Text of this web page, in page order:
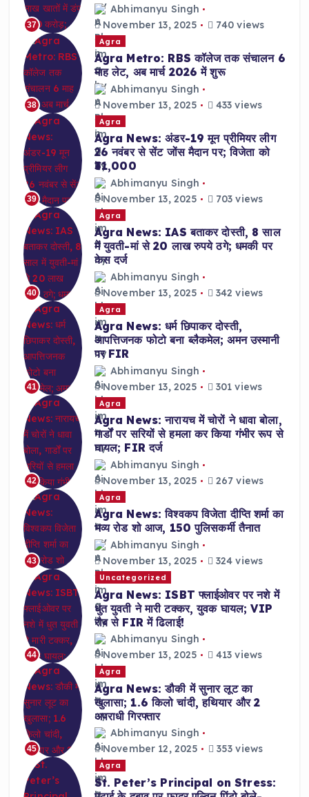
37
Abhimanyu Singh
November 13, 2025
740 views
38
Agra
Agra Metro: RBS कॉलेज तक संचालन 6
माह लेट, अब मार्च 2026 में शुरू
Abhimanyu Singh
November 13, 2025
433 views
39
Agra
Agra News: अंडर-19 मून प्रीमियर लीग
26 नवंबर से सेंट जोंस मैदान पर; विजेता को
₹31,000
Abhimanyu Singh
November 13, 2025
703 views
40
Agra
Agra News: IAS बताकर दोस्ती, 8 साल
में युवती-मां से 20 लाख रुपये ठगे; धमकी पर
केस दर्ज
Abhimanyu Singh
November 13, 2025
342 views
41
Agra
Agra News: धर्म छिपाकर दोस्ती,
आपत्तिजनक फोटो बना ब्लैकमेल; अमन उस्मानी
पर FIR
Abhimanyu Singh
November 13, 2025
301 views
42
Agra
Agra News: नारायच में चोरों ने धावा बोला,
गार्डों पर सरियों से हमला कर किया गंभीर रूप से
घायल; FIR दर्ज
Abhimanyu Singh
November 13, 2025
267 views
43
Agra
Agra News: विश्वकप विजेता दीप्ति शर्मा का
भव्य रोड शो आज, 150 पुलिसकर्मी तैनात
Abhimanyu Singh
November 13, 2025
324 views
44
Uncategorized
Agra News: ISBT फ्लाईओवर पर नशे में
धुत युवती ने मारी टक्कर, युवक घायल; VIP
रौब से FIR में ढिलाई!
Abhimanyu Singh
November 13, 2025
413 views
45
Agra
Agra News: डौकी में सुनार लूट का
खुलासा; 1.6 किलो चांदी, हथियार और 2
अपराधी गिरफ्तार
Abhimanyu Singh
November 12, 2025
353 views
Agra
St. Peter’s Principal on Stress: